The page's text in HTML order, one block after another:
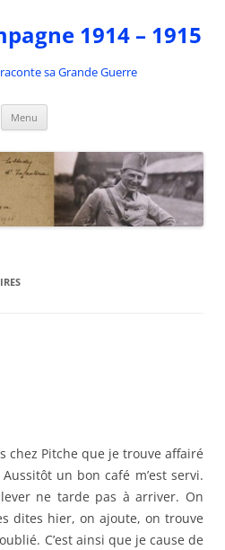
1914 – 1915
sa Grande Guerre
Menu
chez Pitche que je trouve affairé
un bon café m’est servi.
ne tarde pas à arriver. On
dites hier, on ajoute, on trouve
C’est ainsi que je cause de